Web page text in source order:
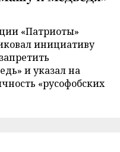
«Патриоты»
инициативу
и указал на
«русофобских